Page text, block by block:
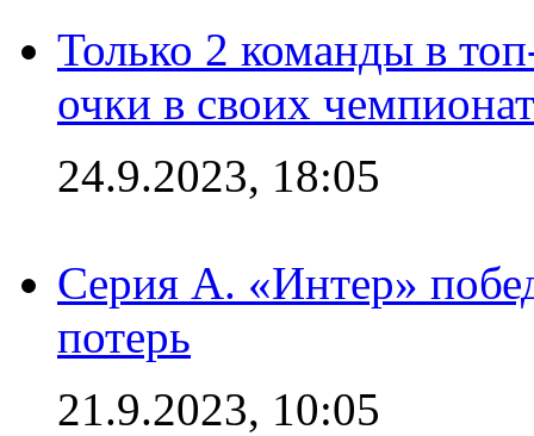
Только 2 команды в
очки в своих
24.9.2023, 18:05
Серия А. «Интер»
потерь
21.9.2023, 10:05